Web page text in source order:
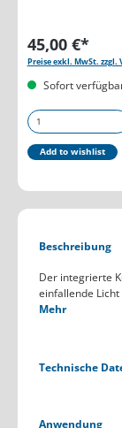
45,00 €*
Preise exkl. MwSt. zzgl.
Sofort
Produkt
Add to wishlist
Beschreibung
Der integrierte
einfallende
Mehr
Technische
Anwendung